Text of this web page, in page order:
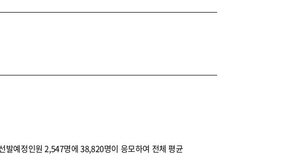
발예정인원 2,547명에 38,820명이 응모하여 전체 평균